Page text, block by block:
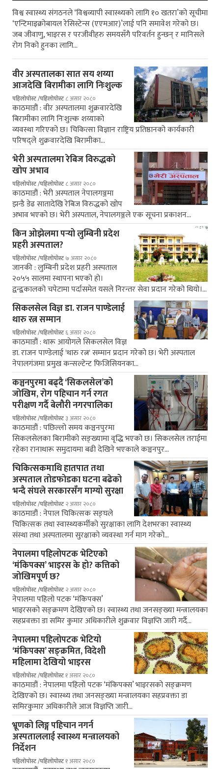
विश्व स्वास्थ्य संगठनले ‘विश्वव्यापी स्वास्थ्यको लागि १० खतरा’को सूचीमा
‘एन्टिमाइक्रोबायल रेसिस्टेन्स (एएमआर)’लाई पनि समावेश गरेको छ।
जब जीवाणु, भाइरस र परजीवीहरु समयसँगै परिवर्तन हुन्छन् र मानिसले
रोग निको हुनका लागि…
वीर अस्पतालका सात सय शय्या
आजदेखि बिरामीका लागि निःशुल्क
पहिलोपोस्ट /पहिलोपोस्ट ८ असार २०८०
काठमाडौं : वीर अस्पतालमा शुक्रवारदेखि
बिरामीका लागि निःशुल्क शय्याको
व्यवस्था गरिएको छ। चिकित्सा विज्ञान राष्ट्रिय प्रतिष्ठानको कार्यकारी
परिषद्ले शुक्रवारदेखि बिरामीका…
भेरी अस्पतालमा रेबिज विरुद्धको
खोप अभाव
पहिलोपोस्ट /पहिलोपोस्ट ८ असार २०८०
काठमाडौं : भेरी अस्पताल नेपालगञ्जमा
झन्डै डेढ सातादेखि रेबिज विरुद्धको खोप
अभाव भएको छ। भेरी अस्पताल, नेपालगञ्जले एक सूचना प्रकाशन…
किन ओझेलमा पर्‍यो लुम्बिनी प्रदेश
प्रहरी अस्पताल?
पहिलोपोस्ट /पहिलोपोस्ट ७ असार २०८०
जानकी : लुम्बिनी प्रदेश प्रहरी अस्पताल
२०५५ सालमा स्थापना भएको हो।
द्वन्द्वकालको चपेटामा पर्दासमेत यसले निरन्तर सेवा प्रदान गरेको थियो।…
सिकलसेल विज्ञ डा. राजन पाण्डेलाई
थारु रत्न सम्मान
पहिलोपोस्ट /पहिलोपोस्ट ६ असार २०८०
काठमाडौं : थारू आयोगले सिकलसेल विज्ञ
डा. राजन पाण्डेलाई 'थारु रत्न' सम्मान प्रदान गरेको छ। भेरी अस्पताल
नेपालगंजमा प्रमुख कन्सल्टेन्ट फिजिसियनका…
कञ्चनपुरमा बढ्दै ‘सिकलसेल’को
जोखिम, रोग पहिचान गर्न रगत
परीक्षण गर्दै बेलौरी नगरपालिका
पहिलोपोस्ट /पहिलोपोस्ट३ असार २०८०
काठमाडौं : पछिल्लो समय कञ्चनपुरमा
सिकलसेलका बिरामीको सङ्ख्यामा वृद्धि भएको छ। सिकलसेल तराईमा
रहेका रानाथारू समुदायमा बढी देखिने भएकाले कञ्चनपुर…
चिकित्सकमाथि हातपात तथा
अस्पताल तोडफोडका घटना बढेको
भन्दै संघले सरकारसँग माग्यो सुरक्षा
पहिलोपोस्ट /पहिलोपोस्ट २ असार २०८०
काठमाडौं : नेपाल चिकित्सक सङ्घले
चिकित्सक तथा स्वास्थ्यकर्मीको सुरक्षाका लागि देशभरका स्वास्थ्य
संस्था तथा अस्पतालमा सुरक्षाको व्यवस्था गर्न माग गरेको…
नेपालमा पहिलोपटक भेटिएको
‘मंकिपक्स’ भाइरस के हो? कत्तिको
जोखिमपूर्ण छ?
पहिलोपोस्ट /पहिलोपोस्ट २ असार २०८०
नेपालमा पहिलो पटक ‘मंकिपक्स’
भाइरसको सङ्क्रमण देखिएको छ। स्वास्थ्य तथा जनसङ्ख्या मन्त्रालयका
सहप्रवक्ता डा समिर कुमार अधिकारीले शुक्रवार विज्ञप्ति जारी गर्दै…
नेपालमा पहिलोपटक भेटियो
‘मंकिपक्स’ सङ्क्रमित, विदेशी
महिलामा देखियो भाइरस
पहिलोपोस्ट /पहिलोपोस्ट१ असार २०८०
काठमाडौं : नेपालमा पहिलो पटक ‘मंकिपक्स’ भाइरसको सङ्क्रमण
देखिएको छ। स्वास्थ्य तथा जनसङ्ख्या मन्त्रालयका सहप्रवक्ता डा
समिरकुमार अधिकारीले आज विज्ञप्ति जारी…
भ्रूणको लिङ्ग पहिचान नगर्न
अस्पताललाई स्वास्थ्य मन्त्रालयको
निर्देशन
पहिलोपोस्ट /पहिलोपोस्ट१ असार २०८०